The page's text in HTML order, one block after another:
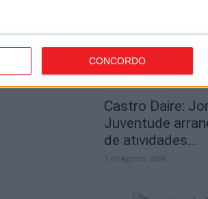
CONCORDO
até
Castro Daire:
Juventude
de atividades...
7 de Agosto, 2026